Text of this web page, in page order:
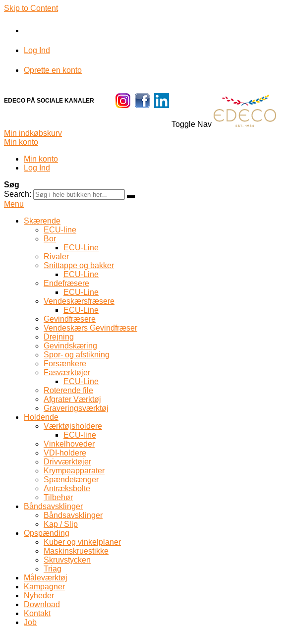
Skip to Content
Log Ind
Oprette en konto
EDECO PÅ SOCIALE KANALER
Toggle Nav
Min indkøbskurv
Min konto
Min konto
Log Ind
Søg
Search:
Menu
Skærende
ECU-line
Bor
ECU-Line
Rivaler
Snittappe og bakker
ECU-Line
Endefræsere
ECU-Line
Vendeskærsfræsere
ECU-Line
Gevindfræsere
Vendeskærs Gevindfræser
Drejning
Gevindskæring
Spor- og afstikning
Forsænkere
Fasværktøjer
ECU-Line
Roterende file
Afgrater Værktøj
Graveringsværktøj
Holdende
Værktøjsholdere
ECU-line
Vinkelhoveder
VDI-holdere
Drivværktøjer
Krympeapparater
Spændetænger
Antræksbolte
Tilbehør
Båndsavsklinger
Båndsavsklinger
Kap / Slip
Opspænding
Kuber og vinkelplaner
Maskinskruestikke
Skruvstycken
Triag
Måleværktøj
Kampagner
Nyheder
Download
Kontakt
Job